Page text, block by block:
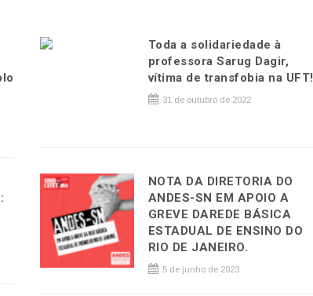
Toda a solidariedade à
professora Sarug Dagir,
vítima de transfobia na UFT!
31 de outubro de 2022
NOTA DA DIRETORIA DO
ANDES-SN EM APOIO A
GREVE DAREDE BÁSICA
ESTADUAL DE ENSINO DO
RIO DE JANEIRO.
5 de junho de 2023